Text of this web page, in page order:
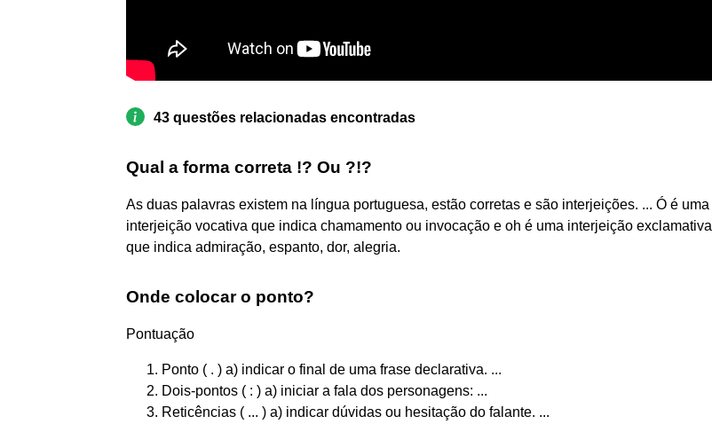
43 questões relacionadas encontradas
Qual a forma correta !? Ou ?!?
As duas palavras existem na língua portuguesa, estão corretas e são interjeições. ... Ó é uma
interjeição vocativa que indica chamamento ou invocação e oh é uma interjeição exclamativa
que indica admiração, espanto, dor, alegria.
Onde colocar o ponto?
Pontuação
Ponto ( . ) a) indicar o final de uma frase declarativa. ...
Dois-pontos ( : ) a) iniciar a fala dos personagens: ...
Reticências ( ... ) a) indicar dúvidas ou hesitação do falante. ...